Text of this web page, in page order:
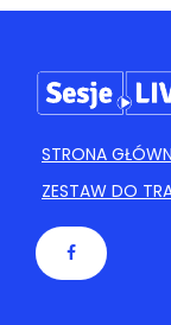
STRONA
ZESTAW DO